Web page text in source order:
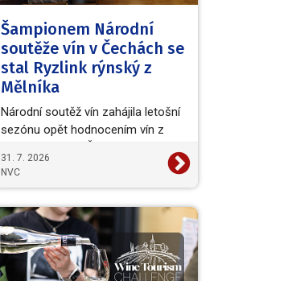
Šampionem Národní
soutěže vín v Čechách se
stal Ryzlink rýnský z
Mělníka
Národní soutěž vín zahájila letošní
sezónu opět hodnocením vín z
Šampiona a zároveň…
31. 7. 2026
NVC